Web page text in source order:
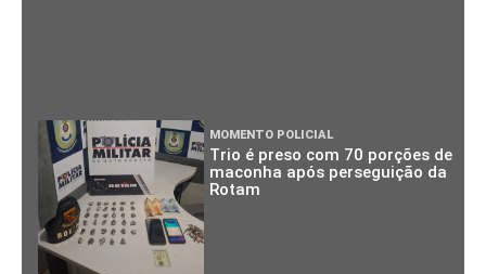
MOMENTO POLICIAL
Trio é preso com 70 porções de
maconha após perseguição da
Rotam